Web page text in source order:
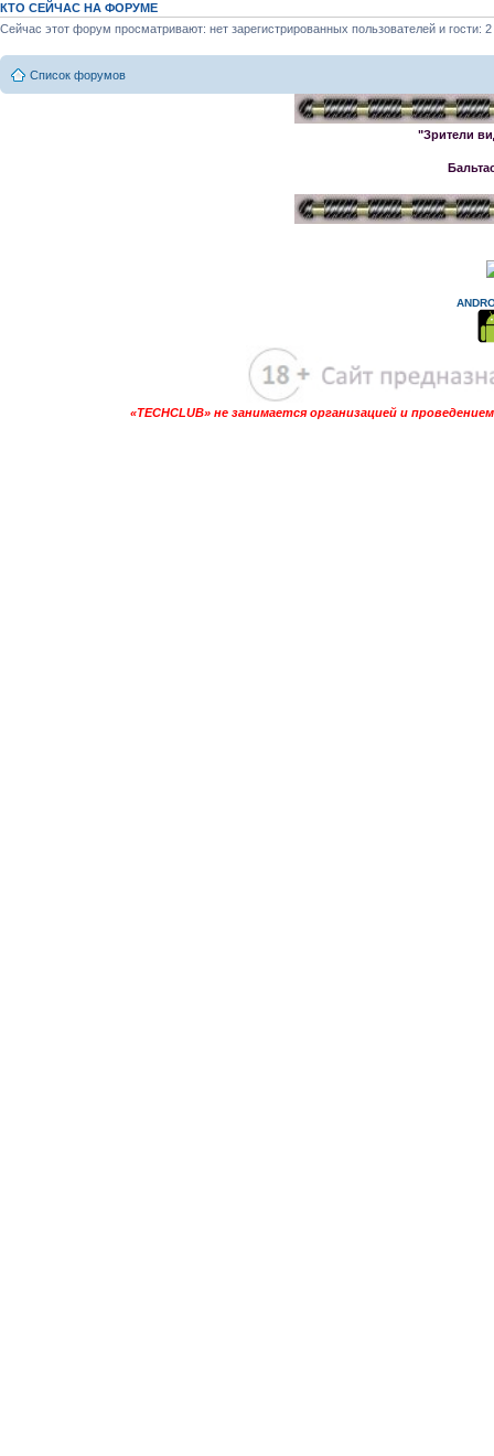
КТО СЕЙЧАС НА ФОРУМЕ
Сейчас этот форум просматривают: нет зарегистрированных пользователей и гости: 2
Список форумов
"Зрители
«TECHCLUB» не занимается организацией и